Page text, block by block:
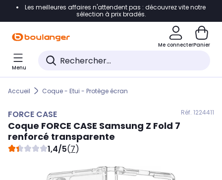
Accéder directement à la navigation
Accéder directement au pied de page
Accéder directement au chatbot
Les meilleures affaires n'attendent pas : découvrez vite notre
sélection à prix bradés.
Me connecterPanier
Menu
Accueil Coque - Etui - Protège écran
FORCE CASE Réf. 1224411
Coque FORCE CASE Samsung Z Fold 7
renforcé transparente
1,4/5(7)